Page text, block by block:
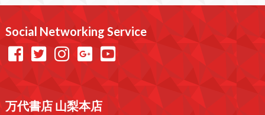
Social Networking Service
万代書店 山梨本店